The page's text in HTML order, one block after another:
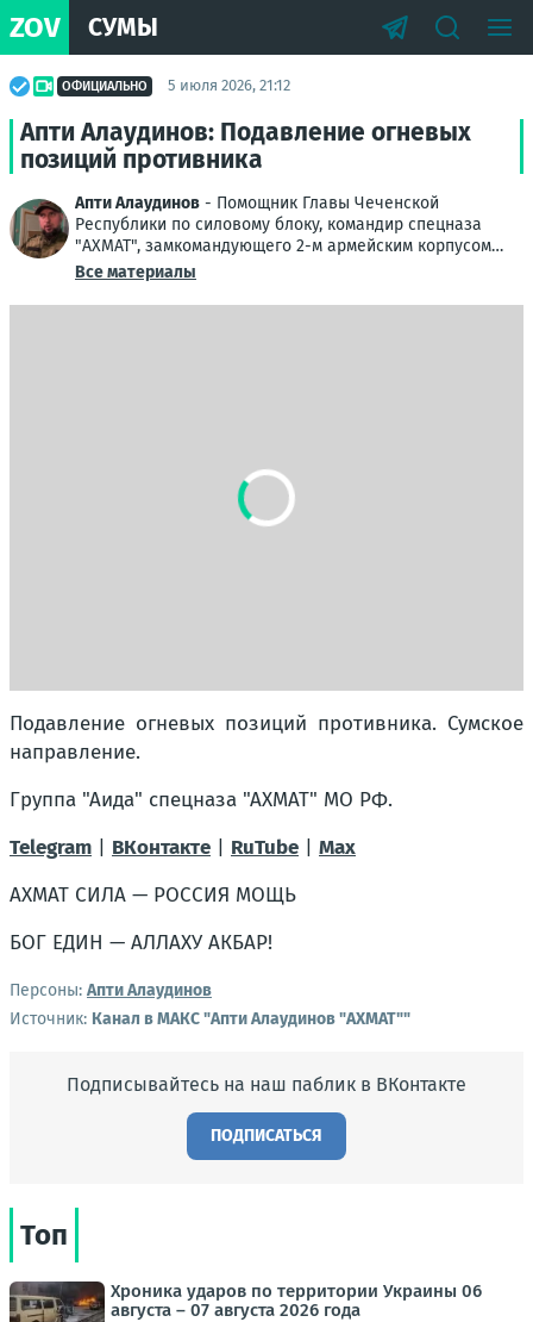
ZOV СУМЫ
ОФИЦИАЛЬНО 5 июля 2026, 21:12
Апти Алаудинов: Подавление огневых
позиций противника
Апти Алаудинов - Помощник Главы Чеченской
Республики по силовому блоку, командир спецназа
"АХМАТ", замкомандующего 2-м армейским корпусом
Народной милиции ЛНР
Все материалы
Подавление огневых позиций противника. Сумское
направление.
Группа "Аида" спецназа "АХМАТ" МО РФ.
Telegram
ВКонтакте RuTube
Мах
АХМАТ СИЛА — РОССИЯ МОЩЬ
БОГ ЕДИН — АЛЛАХУ АКБАР!
Персоны: Апти Алаудинов
Источник: Канал в МАКС "Апти Алаудинов "АХМАТ""
Подписывайтесь на наш паблик в ВКонтакте
ПОДПИСАТЬСЯ
Топ
Хроника ударов по территории Украины 06
августа – 07 августа 2026 года